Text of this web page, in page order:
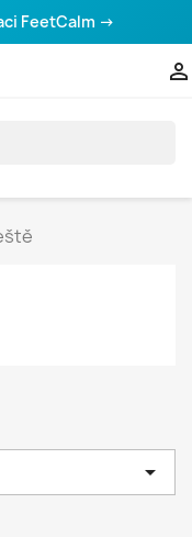
FeetCalm →

